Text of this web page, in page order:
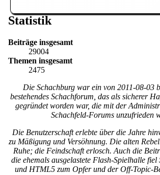
Statistik
Beiträge insgesamt
29004
Themen insgesamt
2475
Die Schachburg war ein von 2011-08-03
bestehendes Schachforum, das als sicherer
gegründet worden war, die mit der
Schachfeld-Forums unzufrieden
Die Benutzerschaft erlebte über die Jahre
zu Mäßigung und Versöhnung. Die alten
Ruhe; die Feindschaft erlosch. Auch die
die ehemals ausgelastete Flash-Spielhalle fiel
und HTML5 zum Opfer und der Off-Topic-